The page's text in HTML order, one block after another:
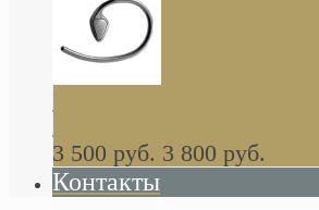
Khala Colombo аксессуары
НАЛИЧИИ
3 500 руб. 3 800 руб.
Контакты